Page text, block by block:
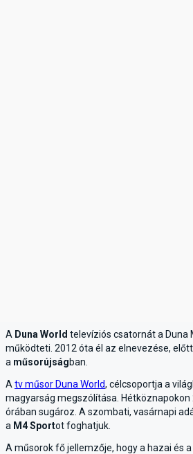
A Duna World televíziós csatornát a Duna
működteti. 2012 óta él az elnevezése,
a műsorújságban.
A tv műsor Duna World, célcsoportja a
magyarság megszólítása. Hétköznapokon
órában sugároz. A szombati, vasárnapi
a M4 Sportot foghatjuk.
A műsorok fő jellemzője, hogy a hazai és